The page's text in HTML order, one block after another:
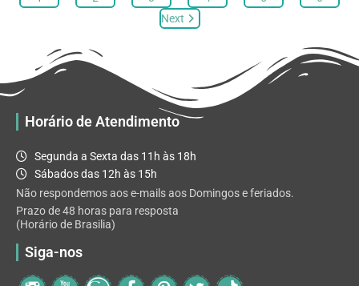
escolhidas
página
Next
Horário de Atendimento
Segunda a Sexta das 11h às 18h
Sábados das 12h às 15h
Não respondemos aos e-mails aos Domingos e feriados.
Prazo de 48 horas para resposta
(Horário de Brasilia)
Siga-nos